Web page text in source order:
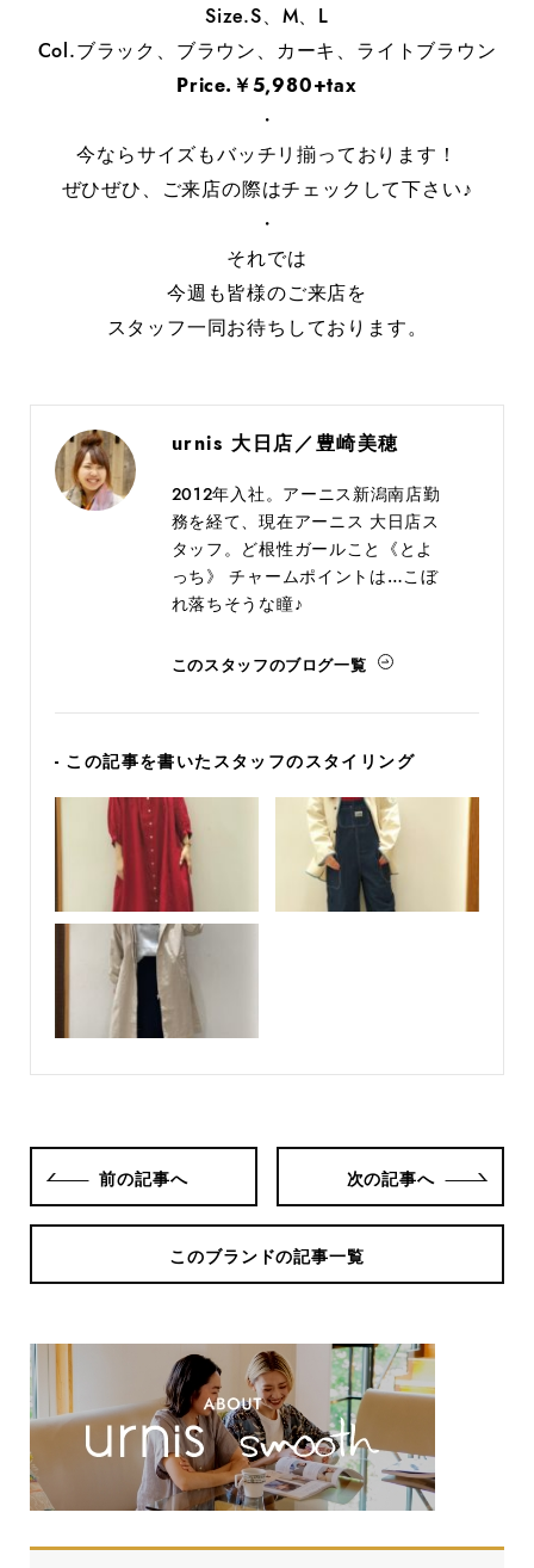
Size.S、M、L
Col.ブラック、ブラウン、カーキ、ライトブラウン
Price.￥5,980+tax
・
今ならサイズもバッチリ揃っております！
ぜひぜひ、ご来店の際はチェックして下さい♪
・
それでは
今週も皆様のご来店を
スタッフ一同お待ちしております。
urnis 大日店／豊崎美穂
2012年入社。アーニス新潟南店勤
務を経て、現在アーニス 大日店ス
タッフ。ど根性ガールこと《とよ
っち》 チャームポイントは…こぼ
れ落ちそうな瞳♪
このスタッフのブログ一覧
- この記事を書いたスタッフのスタイリング
前の記事へ 次の記事へ
このブランドの記事一覧